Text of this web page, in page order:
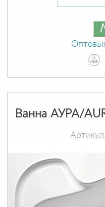
Ванна АУРА/